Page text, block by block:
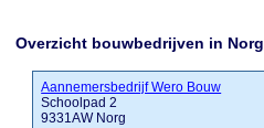
Overzicht bouwbedrijven in Norg
Aannemersbedrijf Wero Bouw
Schoolpad 2
9331AW Norg